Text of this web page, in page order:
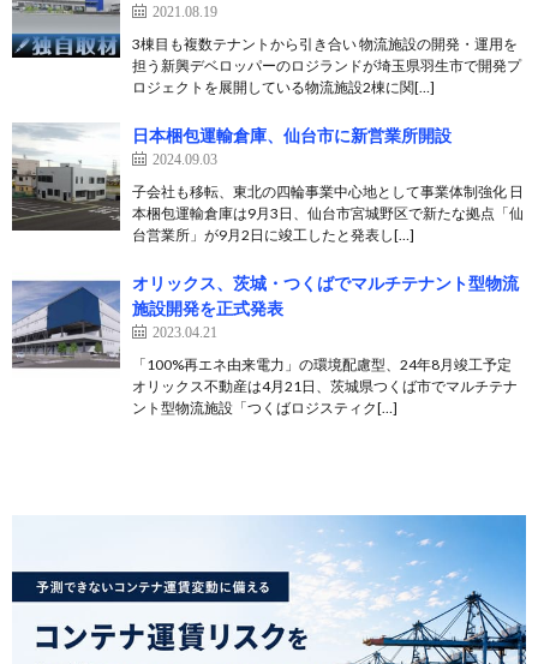
2021.08.19
3棟目も複数テナントから引き合い 物流施設の開発・運用を
担う新興デベロッパーのロジランドが埼玉県羽生市で開発プ
ロジェクトを展開している物流施設2棟に関[…]
日本梱包運輸倉庫、仙台市に新営業所開設
2024.09.03
子会社も移転、東北の四輪事業中心地として事業体制強化 日
本梱包運輸倉庫は9月3日、仙台市宮城野区で新たな拠点「仙
台営業所」が9月2日に竣工したと発表し[…]
オリックス、茨城・つくばでマルチテナント型物流
施設開発を正式発表
2023.04.21
「100%再エネ由来電力」の環境配慮型、24年8月竣工予定
オリックス不動産は4月21日、茨城県つくば市でマルチテナ
ント型物流施設「つくばロジスティク[…]